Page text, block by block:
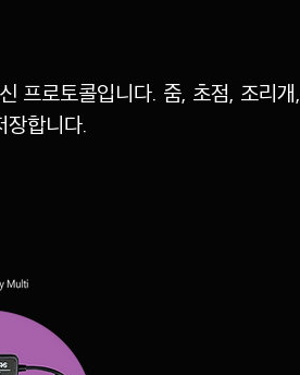
프로토콜입니다. 줌, 초점, 조리개,
합니다.